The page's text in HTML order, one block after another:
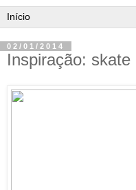
02/01/2014
Inspiração: skate